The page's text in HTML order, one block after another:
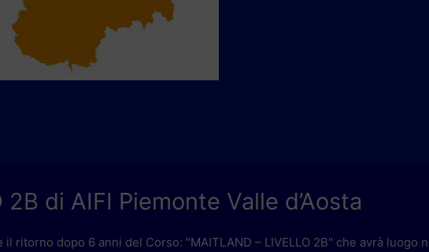
di AIFI Piemonte Valle d’Aosta
ritorno dopo 6 anni del Corso: "MAITLAND – LIVELLO 2B" che avrà luogo